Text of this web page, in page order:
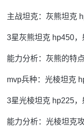
主战坦克：灰熊坦克
3星灰熊坦克 hp450
能力分析：灰熊的特
mvp兵种：光棱坦克
3星光棱坦克 hp225
能力分析：光棱坦克